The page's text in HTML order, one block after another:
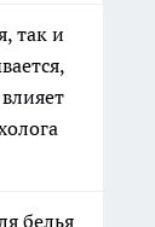
так и
белья